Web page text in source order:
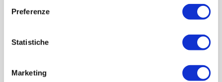
Preferenze
Statistiche
Marketing